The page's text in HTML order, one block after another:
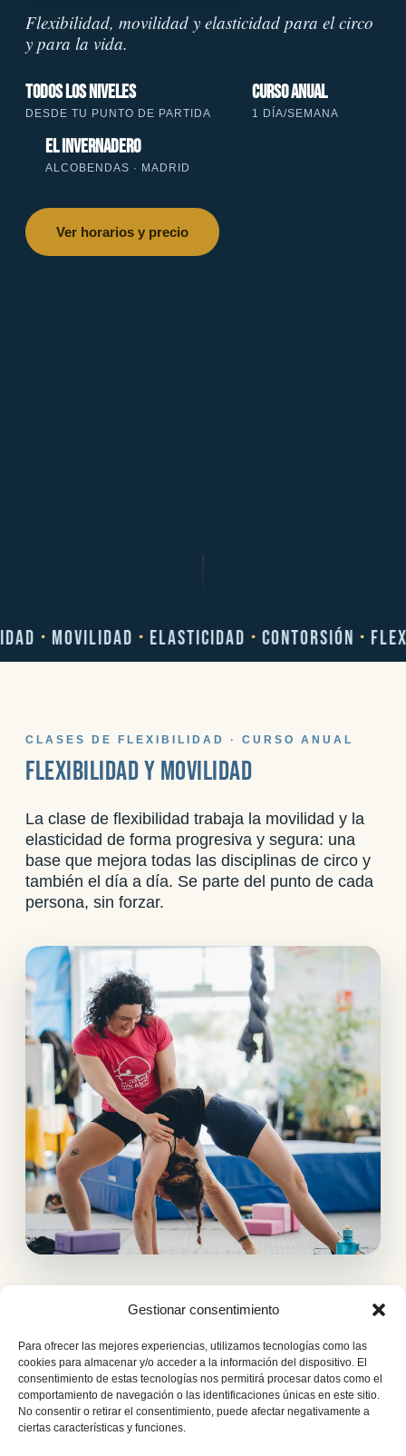
Gestionar consentimiento
Para ofrecer las mejores experiencias, utilizamos tecnologías como las
cookies para almacenar y/o acceder a la información del dispositivo. El
consentimiento de estas tecnologías nos permitirá procesar datos como el
comportamiento de navegación o las identificaciones únicas en este sitio.
No consentir o retirar el consentimiento, puede afectar negativamente a
ciertas características y funciones.
Flexibilidad, movilidad y elasticidad para el circo
y para la vida.
Todos los niveles
DESDE TU PUNTO DE PARTIDA
Curso anual
1 DÍA/SEMANA
El Invernadero
ALCOBENDAS · MADRID
Ver horarios y precio
· MOVILIDAD· ELASTICIDAD· CONTORSIÓN·
CLASES DE FLEXIBILIDAD · CURSO ANUAL
FLEXIBILIDAD Y MOVILIDAD
La clase de flexibilidad trabaja la movilidad y la
elasticidad de forma progresiva y segura: una
base que mejora todas las disciplinas de circo y
también el día a día. Se parte del punto de cada
persona, sin forzar.
NUESTRA FILOSOFÍA